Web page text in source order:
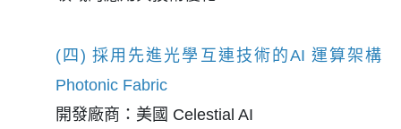
(四) 採用先進光學互連技術的AI 運算架構
Photonic Fabric
開發廠商：美國 Celestial AI